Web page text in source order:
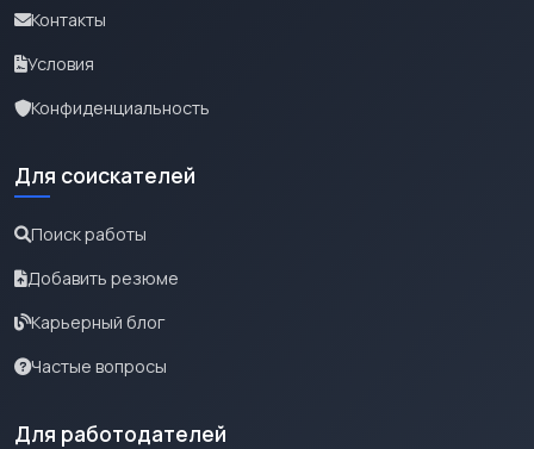
Контакты
Условия
Конфиденциальность
Для соискателей
Поиск работы
Добавить резюме
Карьерный блог
Частые вопросы
Для работодателей